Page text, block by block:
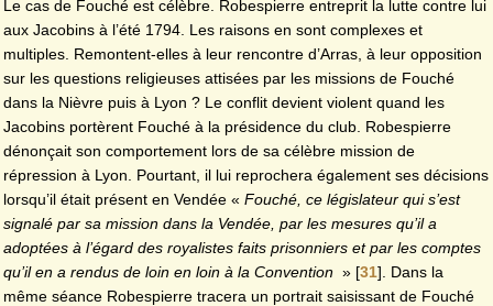
Le cas de Fouché est célèbre. Robespierre entreprit la lutte contre lui
aux Jacobins à l’été 1794. Les raisons en sont complexes et
multiples. Remontent-elles à leur rencontre d’Arras, à leur opposition
sur les questions religieuses attisées par les missions de Fouché
dans la Nièvre puis à Lyon ? Le conflit devient violent quand les
Jacobins portèrent Fouché à la présidence du club. Robespierre
dénonçait son comportement lors de sa célèbre mission de
répression à Lyon. Pourtant, il lui reprochera également ses décisions
lorsqu’il était présent en Vendée « Fouché, ce législateur qui s’est
signalé par sa mission dans la Vendée, par les mesures qu’il a
adoptées à l’égard des royalistes faits prisonniers et par les comptes
qu’il en a rendus de loin en loin à la Convention » [31] . Dans la
même séance Robespierre tracera un portrait saisissant de Fouché